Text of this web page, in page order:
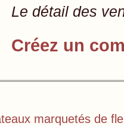
Le détail des
Créez un
marquetés de